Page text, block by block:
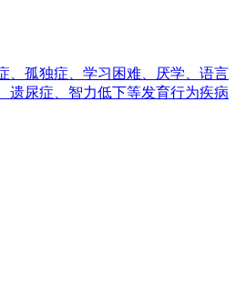
、孤独症、学习困难、厌学、语言
遗尿症、智力低下等发育行为疾病